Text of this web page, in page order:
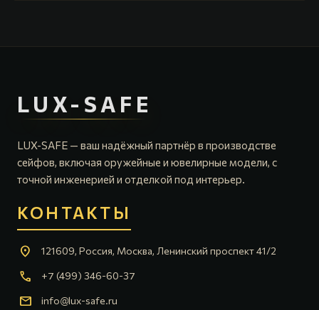
LUX-SAFE
LUX-SAFE — ваш надёжный партнёр в производстве
сейфов, включая оружейные и ювелирные модели, с
точной инженерией и отделкой под интерьер.
КОНТАКТЫ
location_on 121609, Россия, Москва, Ленинский проспект 41/2
call +7 (499) 346-60-37
mail info@lux-safe.ru